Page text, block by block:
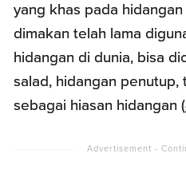
yang khas pada
dimakan telah lama
hidangan di dunia, bisa
salad, hidangan penutup,
sebagai hiasan hidangan (